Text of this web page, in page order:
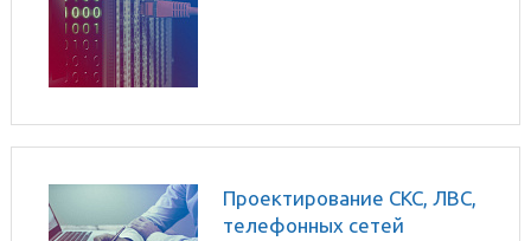
Проектирование СКС, ЛВС,
телефонных сетей